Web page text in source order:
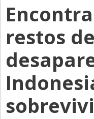
Alerta
Anticipo
Campo
Carrera &
Club House
Con Estilo
restos